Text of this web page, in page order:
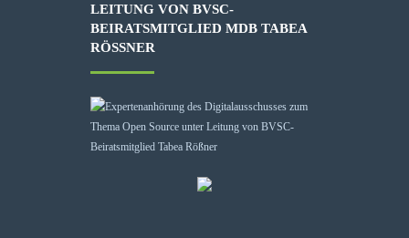
LEITUNG VON BVSC-
BEIRATSMITGLIED MDB TABEA
RÖSSNER